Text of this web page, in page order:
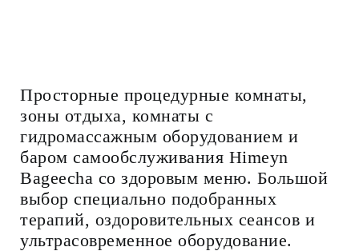
Просторные процедурные комнаты,
зоны отдыха, комнаты с
гидромассажным оборудованием и
баром самообслуживания Himeyn
Bageecha со здоровым меню. Большой
выбор специально подобранных
терапий, оздоровительных сеансов и
ультрасовременное оборудование.